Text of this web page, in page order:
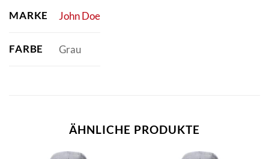
MARKE John Doe
FARBE Grau
ÄHNLICHE PRODUKTE